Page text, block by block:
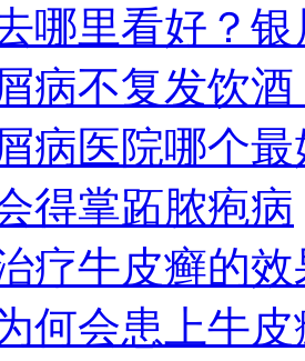
哪里看好？银
病不复发饮酒
病医院哪个最
得掌跖脓疱病
疗牛皮癣的效
何会患上牛皮